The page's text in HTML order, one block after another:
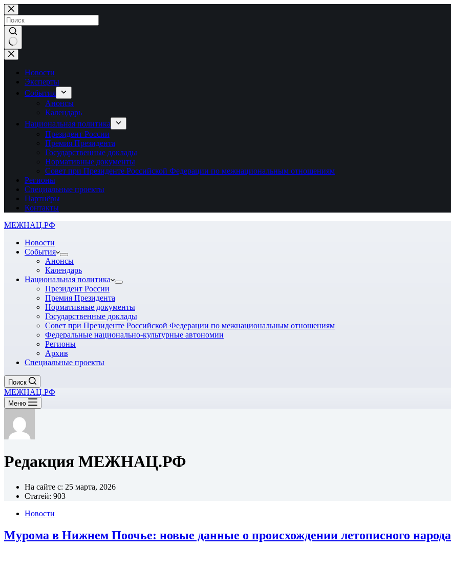
Перейти
к
сути
Ничего
не
найденоНовости
Эксперты
События
Анонсы
Календарь
Национальная политика
Президент России
Премия Президента
Государственные доклады
Нормативные документы
Совет при Президенте Российской Федерации по межнациональным отношениям
Регионы
Специальные проекты
Партнёры
Контакты
МЕЖНАЦ.РФ
Новости
События
Анонсы
Календарь
Национальная политика
Президент России
Премия Президента
Нормативные документы
Государственные доклады
Совет при Президенте Российской Федерации по межнациональным отношениям
Федеральные национально-культурные автономии
Регионы
Архив
Специальные проекты
Поиск
МЕЖНАЦ.РФ
Меню
Редакция МЕЖНАЦ.РФ
На сайте с: 25 марта, 2026
Статей: 903
Новости
Мурома в Нижнем Поочье: новые данные о происхождении летописного народа